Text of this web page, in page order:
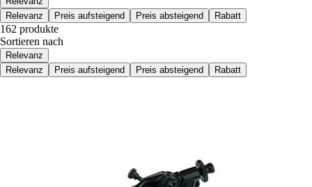
Relevanz
Preis aufsteigend Preis absteigend Rabatt
162 produkte
Sortieren nach
Relevanz
Relevanz
Preis aufsteigend Preis absteigend Rabatt